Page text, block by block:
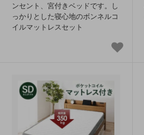
ンセント、宮付きベッドです。し
っかりとした寝心地のボンネルコ
イルマットレスセット